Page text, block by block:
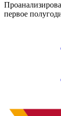
первое